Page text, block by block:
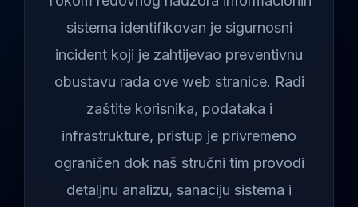
sistema identifikovan je sigurnosni
incident koji je zahtijevao preventivnu
obustavu rada ove web stranice. Radi
zaštite korisnika, podataka i
infrastrukture, pristup je privremeno
ograničen dok naš stručni tim provodi
detaljnu analizu, sanaciju sistema i